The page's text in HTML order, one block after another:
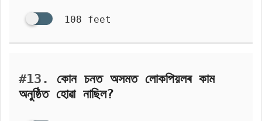
108 feet
#13.
কোন চনত অসমত লোকপিয়লৰ কাম
অনুষ্ঠিত হোৱা নাছিল?